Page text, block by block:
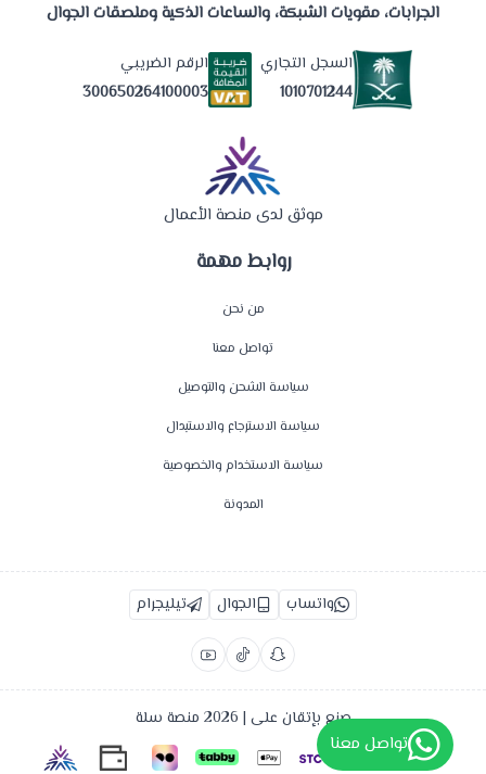
روابط مهمة
من نحن
تواصل معنا
سياسة الشحن والتوصيل
سياسة الاسترجاع والاستبدال
سياسة الاستخدام والخصوصية
المدونة
الجرابات، مقويات الشبكة، والساعات الذكية وملصقات الجوال
السجل التجاري
1010701244
الرقم الضريبي
300650264100003
موثق لدى منصة الأعمال
واتساب الجوال تيليجرام
صنع بإتقان على | 2026 منصة سلة
تواصل معنا